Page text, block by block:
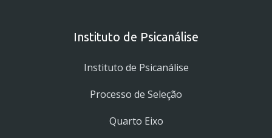
Instituto de Psicanálise
Instituto de Psicanálise
Processo de Seleção
Quarto Eixo